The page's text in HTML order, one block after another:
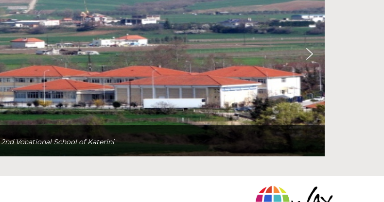
2nd Vocational School of Katerini